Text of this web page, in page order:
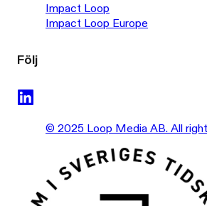
Impact Loop
Impact Loop Europe
Följ
© 2025 Loop Media AB. All